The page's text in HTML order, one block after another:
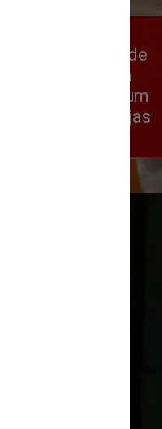
com amigas, onde
City. Ela
era comum
ficassem nas lojas